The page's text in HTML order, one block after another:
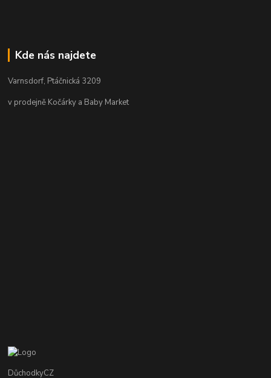
Kde nás najdete
Varnsdorf, Ptáčnická 3209
v prodejně Kočárky a Baby Market
DůchodkyCZ